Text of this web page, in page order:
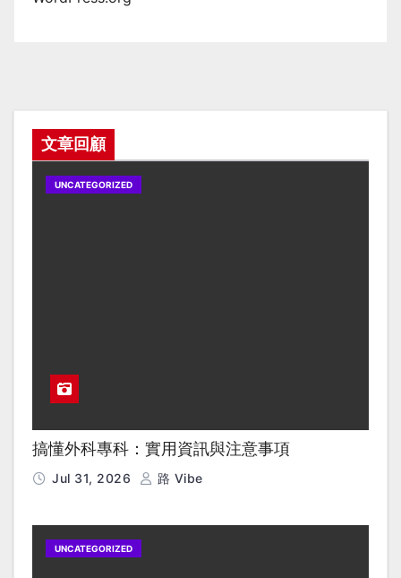
文章回顧
UNCATEGORIZED
搞懂外科專科：實用資訊與注意事項
Jul 31, 2026 路 Vibe
UNCATEGORIZED